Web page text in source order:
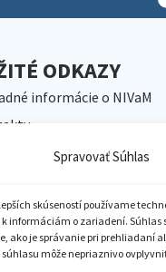
Spravovať Súhlas
skúseností používame
informáciám o zariadení.
ako je správanie pri prehliadaní
môže nepriaznivo
ODKAZY
informácie o NIVaM
NIVaM
inštitúcie